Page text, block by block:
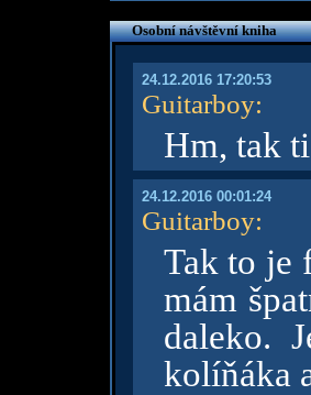
Osobní návštěvní kniha
24.12.2016 17:20:53
Guitarboy:
Hm, tak
24.12.2016 00:01:24
Guitarboy:
Tak to je
mám
daleko.
kolíňáka